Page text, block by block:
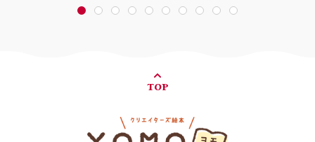
1 2 3 4 5 6 7 8 9 10
TOP